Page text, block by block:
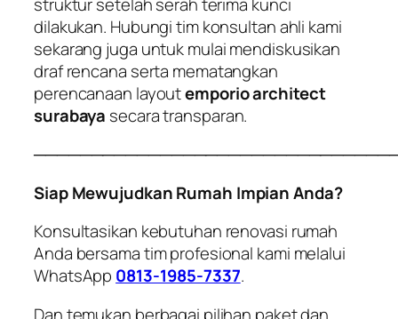
dilakukan. Hubungi tim konsultan ahli kami
sekarang juga untuk mulai mendiskusikan
draf rencana serta mematangkan
perencanaan layoutemporio architect
surabaya secara transparan.
Siap Mewujudkan Rumah Impian Anda?
Konsultasikan kebutuhan renovasi rumah
Anda bersama tim profesional kami melalui
WhatsApp 0813-1985-7337.